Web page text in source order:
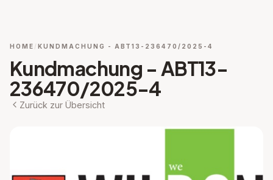
HOME KUNDMACHUNG - ABT13-236470/2025-4
Kundmachung - ABT13-
236470/2025-4
Zurück zur Übersicht